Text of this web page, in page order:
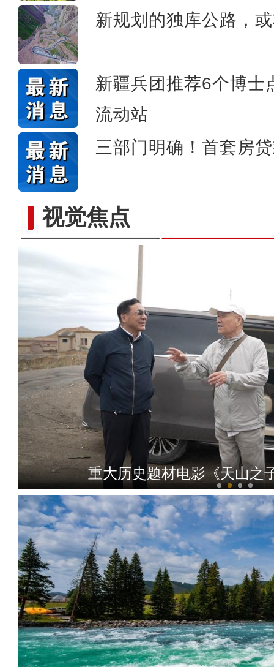
新规划的独库公路，
新疆兵团推荐6个博士
流动站
三部门明确！首套房
视觉焦点新疆图木舒克（东莞）文化
重大历史题材电影《天山之